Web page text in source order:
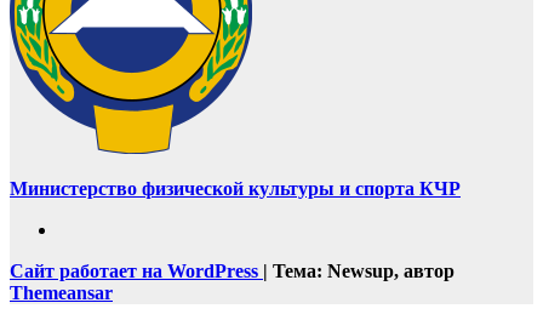
Министерство физической культуры и спорта КЧР
Сайт работает на WordPress | Тема: Newsup, автор
Themeansar